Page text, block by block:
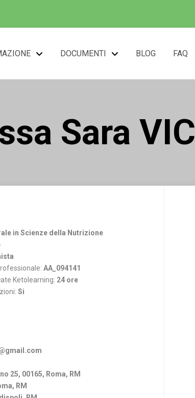
DOCUMENTI BLOG FAQ
Sara
in Scienze della Nutrizione
AA_094141
Ketolearning: 24 ore
Si
25, 00165, Roma, RM
RM